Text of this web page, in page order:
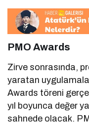
PMO Awards
Zirve sonrasında,
yaratan
Awards töreni
yıl boyunca değer
sahnede olacak.